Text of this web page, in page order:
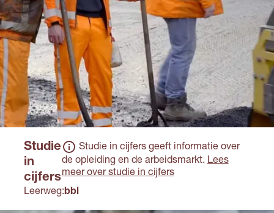
Studie
in
cijfers
Studie in cijfers geeft informatie over
de opleiding en de arbeidsmarkt. Lees
meer over studie in cijfers
Leerweg: bbl